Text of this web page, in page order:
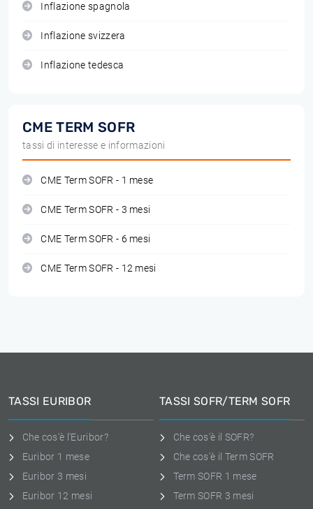
Inflazione spagnola
Inflazione svizzera
Inflazione tedesca
CME TERM SOFR
tassi di interesse e informazioni
CME Term SOFR - 1 mese
CME Term SOFR - 3 mesi
CME Term SOFR - 6 mesi
CME Term SOFR - 12 mesi
TASSI EURIBOR
Che cos'è l'Euribor?
Euribor 1 mese
Euribor 3 mesi
Euribor 12 mesi
TASSI SOFR/TERM SOFR
Che cos'è il SOFR?
Che cos'è il Term SOFR
Term SOFR 1 mese
Term SOFR 3 mesi